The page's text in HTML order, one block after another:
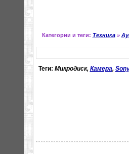
Категории и теги: Техника»
Теги: Микродиск, Камера,